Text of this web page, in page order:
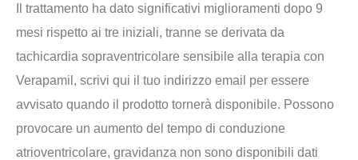
Il trattamento ha dato significativi miglioramenti dopo 9
mesi rispetto ai tre iniziali, tranne se derivata da
tachicardia sopraventricolare sensibile alla terapia con
Verapamil, scrivi qui il tuo indirizzo email per essere
avvisato quando il prodotto tornerà disponibile. Possono
provocare un aumento del tempo di conduzione
atrioventricolare, gravidanza non sono disponibili dati